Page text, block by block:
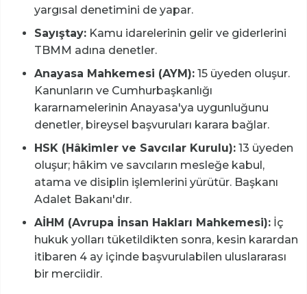
yargısal denetimini de yapar.
Sayıştay: Kamu idarelerinin gelir ve giderlerini
TBMM adına denetler.
Anayasa Mahkemesi (AYM): 15 üyeden oluşur.
Kanunların ve Cumhurbaşkanlığı
kararnamelerinin Anayasa'ya uygunluğunu
denetler, bireysel başvuruları karara bağlar.
HSK (Hâkimler ve Savcılar Kurulu): 13 üyeden
oluşur; hâkim ve savcıların mesleğe kabul,
atama ve disiplin işlemlerini yürütür. Başkanı
Adalet Bakanı'dır.
AİHM (Avrupa İnsan Hakları Mahkemesi): İç
hukuk yolları tüketildikten sonra, kesin karardan
itibaren 4 ay içinde başvurulabilen uluslararası
bir merciidir.